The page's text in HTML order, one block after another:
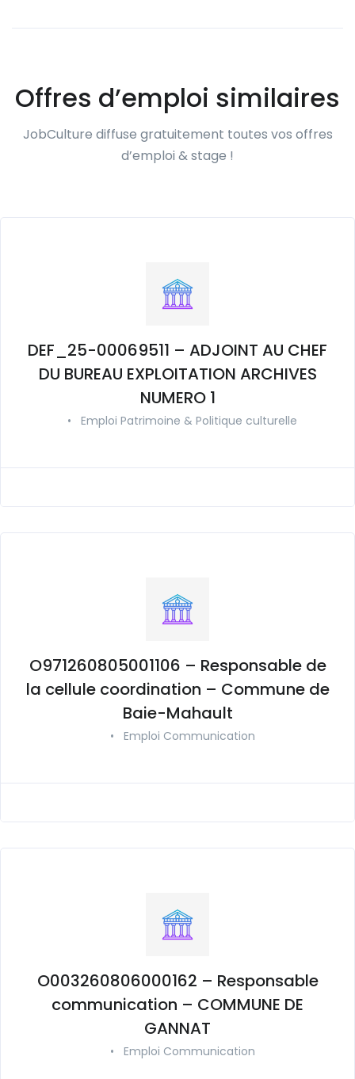
Offres d’emploi similaires
JobCulture diffuse gratuitement toutes vos offres
d’emploi & stage !
DEF_25-00069511 – ADJOINT AU CHEF
DU BUREAU EXPLOITATION ARCHIVES
NUMERO 1
• Emploi Patrimoine & Politique culturelle
O971260805001106 – Responsable de
la cellule coordination – Commune de
Baie-Mahault
• Emploi Communication
O003260806000162 – Responsable
communication – COMMUNE DE
GANNAT
• Emploi Communication